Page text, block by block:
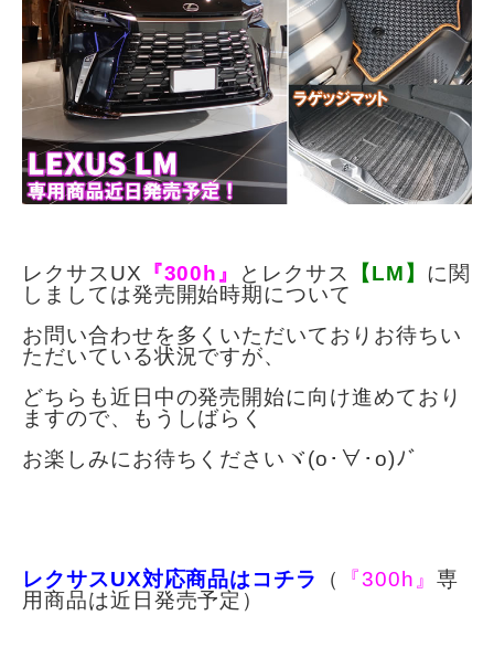
レクサスUX 『300h』 とレクサス 【LM】 に関
しましては発売開始時期について
お問い合わせを多くいただいておりお待ちい
ただいている状況ですが、
どちらも近日中の発売開始に向け進めており
ますので、
もうしばらく
お楽しみにお待ちくださいヾ(o･∀･o)ﾉﾞ
レクサスUX対応商品はコチラ （ 『300h』 専
用商品は近日発売予定）